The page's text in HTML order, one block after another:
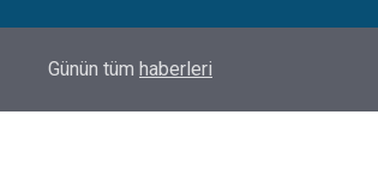
Says Dikkat Programı Nedir?
Günün tüm haberleri